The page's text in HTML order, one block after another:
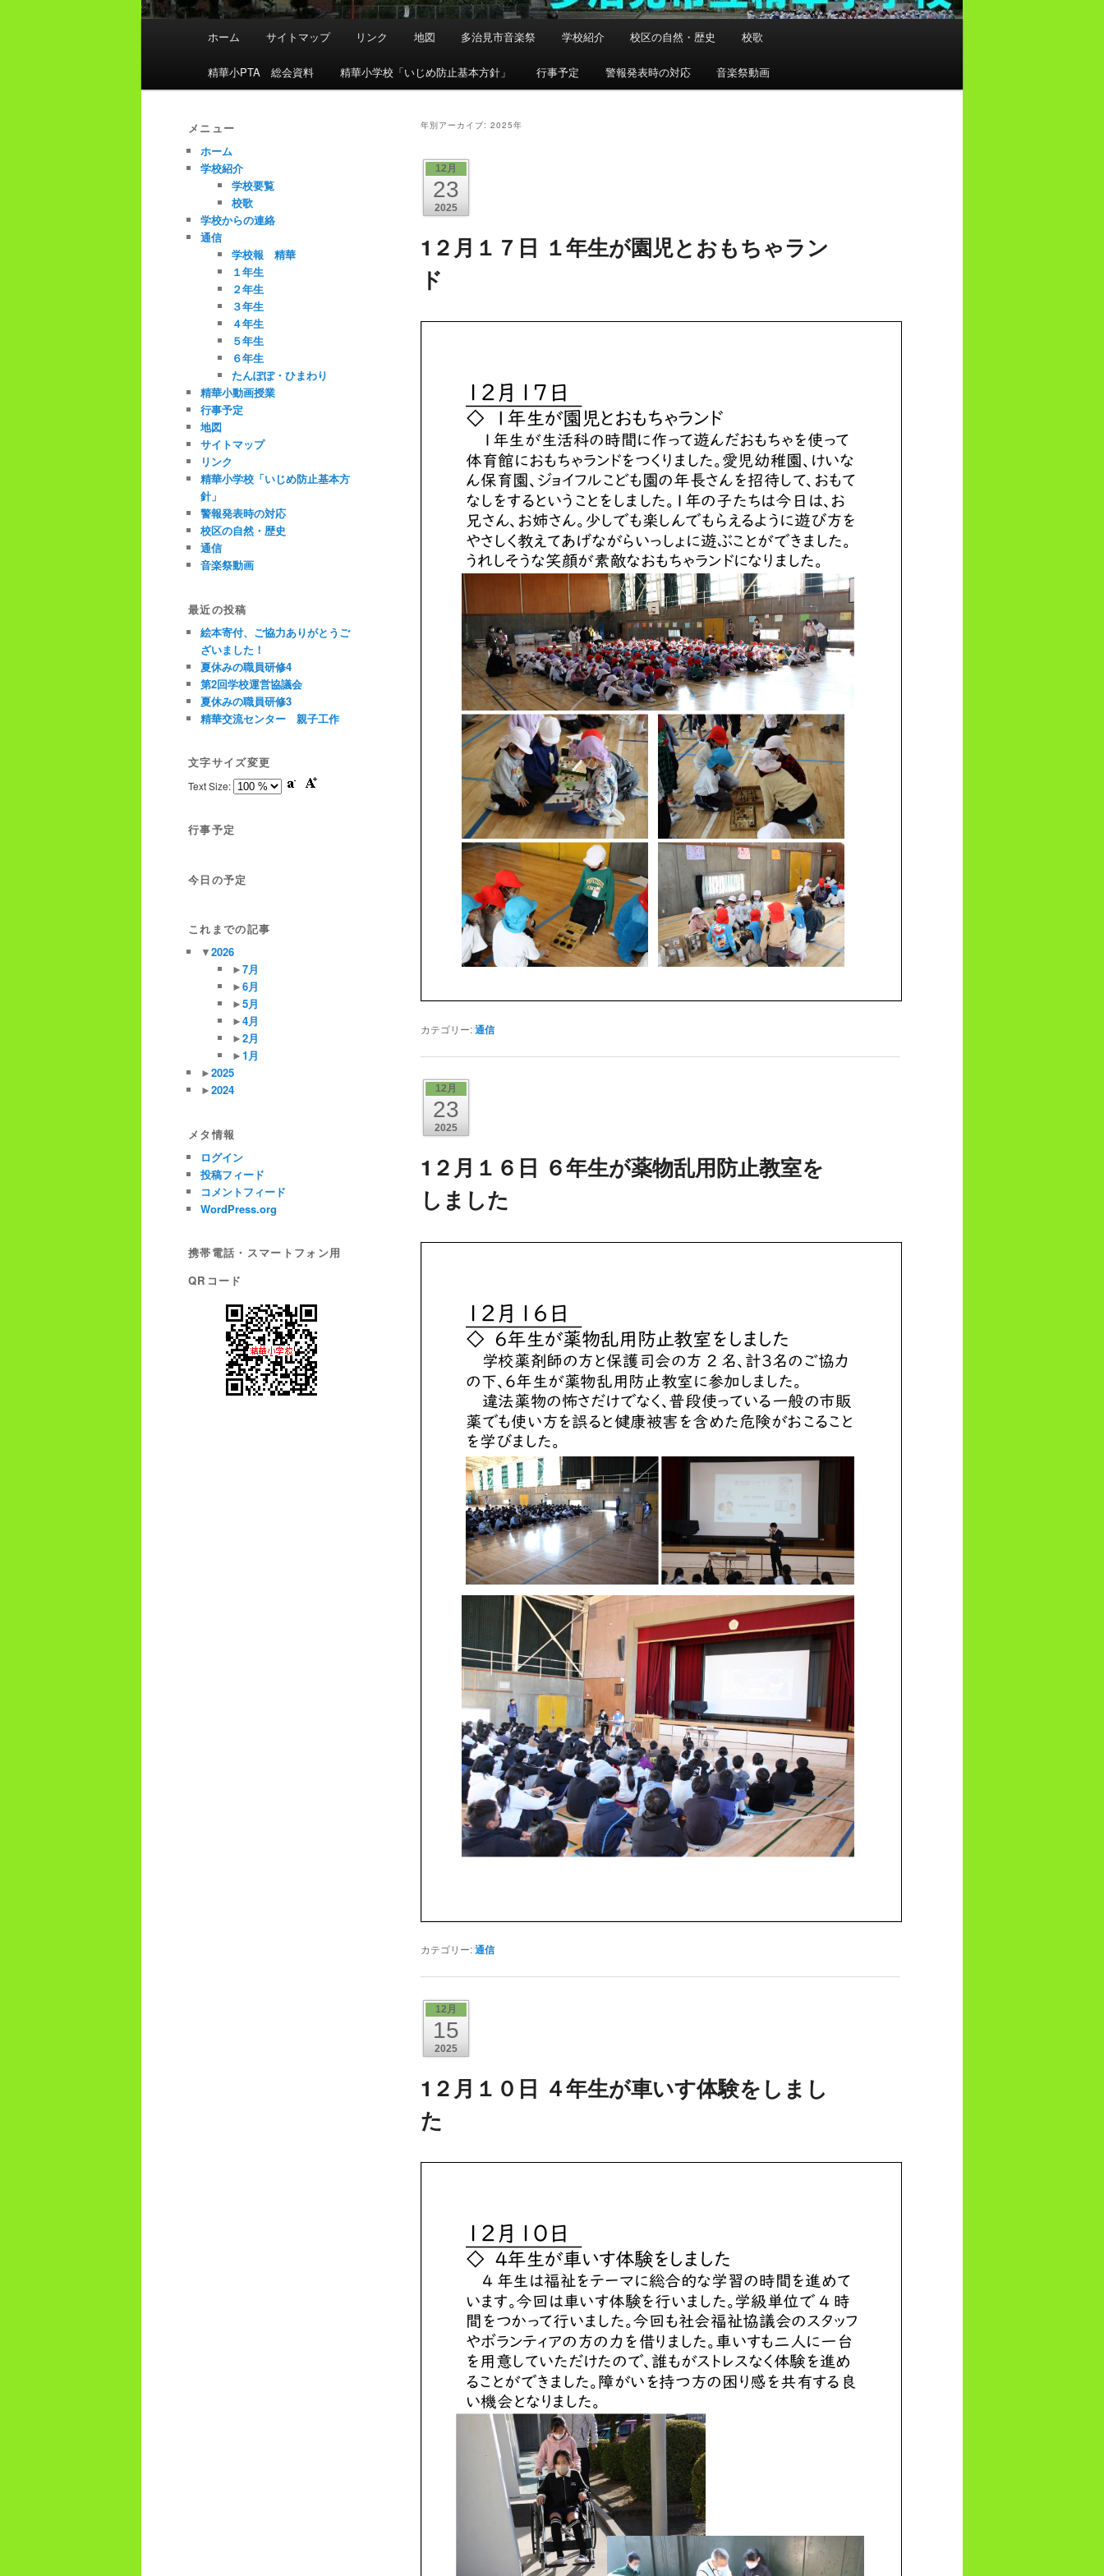
メ
ホーム サイトマップ リンク 地図 多治見市音楽祭 学校紹介 校区の自然・歴史 校歌
精華小PTA 総会資料 精華小学校「いじめ防止基本方針」 行事予定 警報発表時の対応 音楽祭動画
年別アーカイブ: 2025年
12月
23
2025
1２月１７日 １年生が園児とおもちゃラン
ド
カテゴリー:通信
12月
23
2025
1２月１６日 ６年生が薬物乱用防止教室を
しました
カテゴリー:通信
12月
15
2025
1２月１０日 ４年生が車いす体験をしまし
た
メニュー
ホーム
学校紹介
学校要覧
校歌
学校からの連絡
通信
学校報 精華
１年生
２年生
３年生
４年生
５年生
６年生
たんぽぽ・ひまわり
精華小動画授業
行事予定
地図
サイトマップ
リンク
精華小学校「いじめ防止基本方
針」
警報発表時の対応
校区の自然・歴史
通信
音楽祭動画
最近の投稿
絵本寄付、ご協力ありがとうご
ざいました！
夏休みの職員研修4
第2回学校運営協議会
夏休みの職員研修3
精華交流センター 親子工作
文字サイズ変更
Text Size:
行事予定
今日の予定
これまでの記事
▼2026
►7月
►6月
►5月
►4月
►2月
►1月
►2025
►2024
メタ情報
ログイン
投稿フィード
コメントフィード
WordPress.org
携帯電話・スマートフォン用
QRコード